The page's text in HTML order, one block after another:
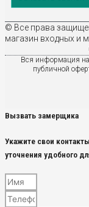
© Все права
магазин входных и
Вся информация на
публичной
Вызвать замерщика
Укажите свои
уточнения удобного